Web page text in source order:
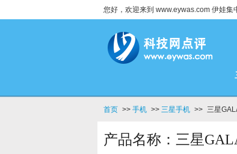
您好，欢迎来到 www.eywas.com 伊娃集
首页 >> 手机 >> 三星手机 >> 三星
产品名称：三星